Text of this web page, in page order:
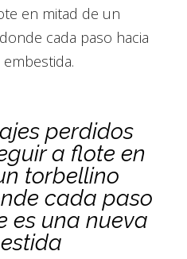
en mitad de un
cada paso hacia
perdidos
a flote en
torbellino
cada paso
es una nueva